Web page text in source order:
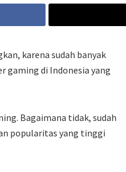
karena sudah banyak
gaming di Indonesia yang
Bagaimana tidak, sudah
popularitas yang tinggi